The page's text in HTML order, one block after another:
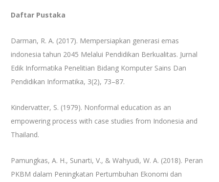
Daftar Pustaka
Darman, R. A. (2017). Mempersiapkan generasi emas
indonesia tahun 2045 Melalui Pendidikan Berkualitas. Jurnal
Edik Informatika Penelitian Bidang Komputer Sains Dan
Pendidikan Informatika, 3(2), 73–87.
Kindervatter, S. (1979). Nonformal education as an
empowering process with case studies from Indonesia and
Thailand.
Pamungkas, A. H., Sunarti, V., & Wahyudi, W. A. (2018). Peran
PKBM dalam Peningkatan Pertumbuhan Ekonomi dan